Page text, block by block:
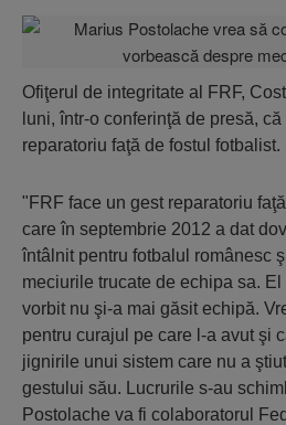
Ofiţerul de integritate al FRF,
luni, într-o conferinţă de presă,
reparatoriu faţă de fostul fotbalist.
"FRF face un gest reparatoriu
care în septembrie 2012 a dat
întâlnit pentru fotbalul românesc
meciurile trucate de echipa sa.
vorbit nu şi-a mai găsit echipă.
pentru curajul pe care l-a avut şi
jignirile unui sistem care nu a
gestului său. Lucrurile s-au
Postolache va fi colaboratorul